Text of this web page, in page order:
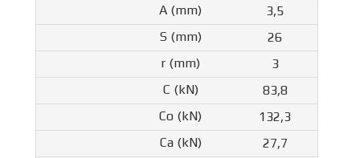
3,5
26
3
83,8
132,3
27,7